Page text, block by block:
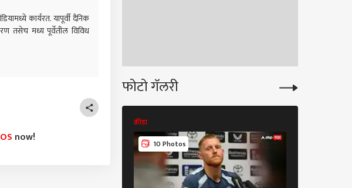
कार्यरत. यापूर्वी दैनिक
तसेच मध्य पूर्वेतील विविध
now!
फोटो गॅलरी
क्रीडा
10 Photos
वाहने फसली,
नागरिकांना मोठा
मुलाला अटक करा नाहीतर
आम्ही… बीड जिल्हाधिकारी